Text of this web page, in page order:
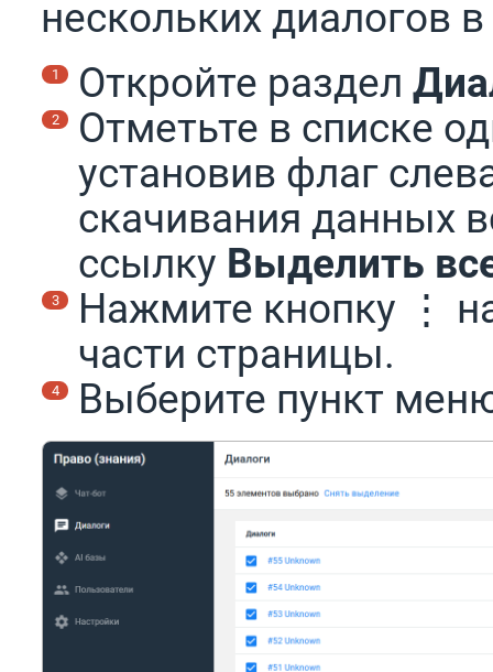
нескольких диалогов
Откройте раздел
Отметьте в списке
установив флаг
скачивания данных
ссылку Выделить
Нажмите кнопку ⋮
части страницы.
Выберите пункт